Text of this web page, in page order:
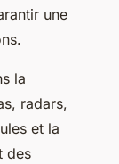
une
la
radars,
et la
des